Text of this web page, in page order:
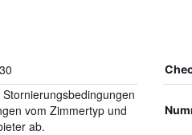
Stornierungsbedingungen
vom Zimmertyp und
ab.